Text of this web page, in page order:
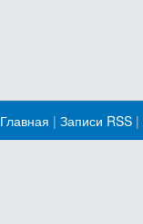
Главная | Записи RSS |